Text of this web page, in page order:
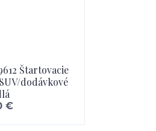
Štartovacie
dodávkové
€